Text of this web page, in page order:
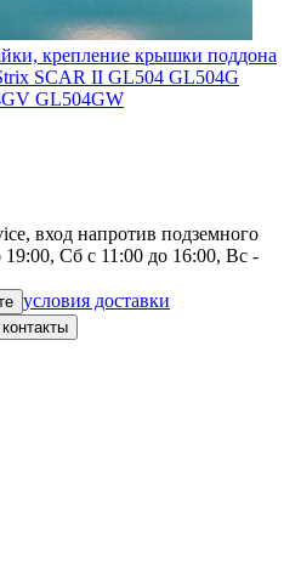
крепление крышки поддона
SCAR II GL504 GL504G
GL504GW
вход напротив подземного
Сб с 11:00 до 16:00, Вс -
условия доставки